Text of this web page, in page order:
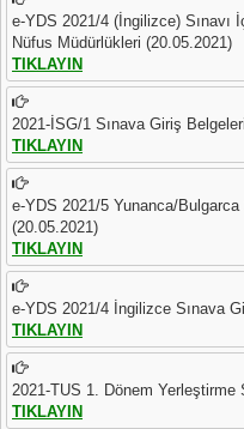
e-YDS 2021/4 (İngilizce) Sınavı
Nüfus Müdürlükleri (20.05.2021)
TIKLAYIN
2021-İSG/1 Sınava Giriş
TIKLAYIN
e-YDS 2021/5 Yunanca/Bulgarca
(20.05.2021)
TIKLAYIN
e-YDS 2021/4 İngilizce Sınava
TIKLAYIN
2021-TUS 1. Dönem Yerleştirme
TIKLAYIN